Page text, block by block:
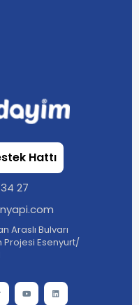
Hattı
27
Araslı Bulvarı
Esenyurt/